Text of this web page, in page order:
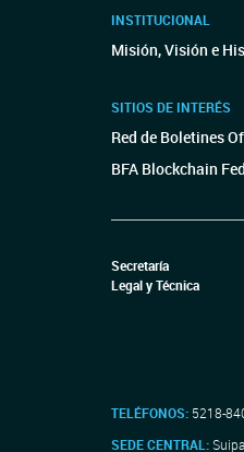
INSTITUCIONAL
Misión, Visión e
SITIOS DE INTERÉS
Red de Boletines
BFA Blockchain
Secretaría
Legal y Técnica
TELÉFONOS: 5218-
SEDE CENTRAL: